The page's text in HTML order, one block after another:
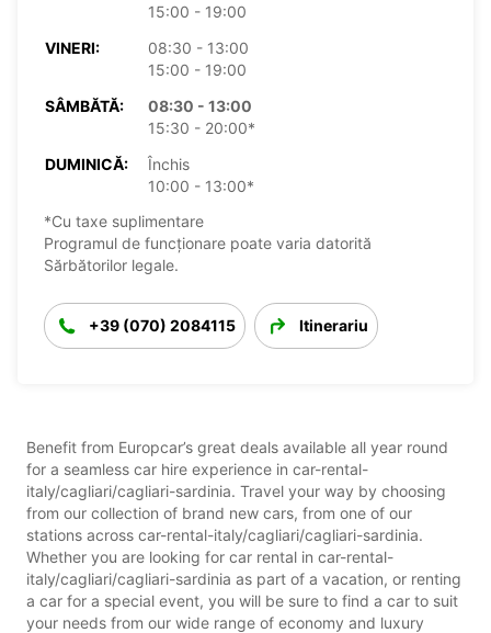
15:00 - 19:00
VINERI:
08:30 - 13:00
15:00 - 19:00
SÂMBĂTĂ:
08:30 - 13:00
15:30 - 20:00*
DUMINICĂ:
Închis
10:00 - 13:00*
*Cu taxe suplimentare
Programul de funcționare poate varia datorită
Sărbătorilor legale.
+39 (070) 2084115 Itinerariu
Benefit from Europcar’s great deals available all year round
for a seamless car hire experience in car-rental-
italy/cagliari/cagliari-sardinia. Travel your way by choosing
from our collection of brand new cars, from one of our
stations across car-rental-italy/cagliari/cagliari-sardinia.
Whether you are looking for car rental in car-rental-
italy/cagliari/cagliari-sardinia as part of a vacation, or renting
a car for a special event, you will be sure to find a car to suit
your needs from our wide range of economy and luxury